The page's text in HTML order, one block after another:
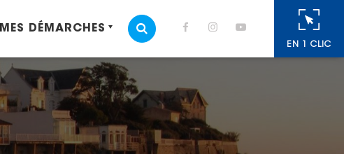
EN 1 CLIC
MOTEUR DE RECHERCHE
MES DÉMARCHES